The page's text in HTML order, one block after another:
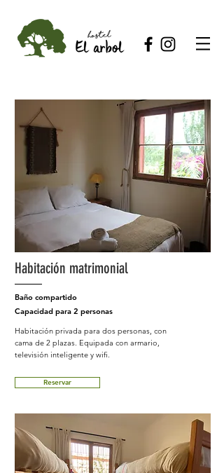
Habitación matrimonial
Baño compartido
Capacidad para 2 personas
Habitación privada para dos personas, con
cama de 2 plazas. Equipada con armario,
televisión inteligente y wifi.
Reservar